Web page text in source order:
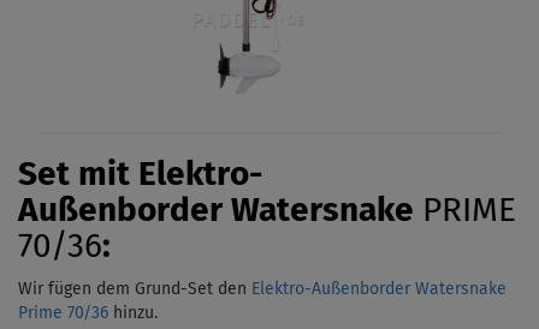
Set mit Elektro-
AußenborderWatersnake PRIME
70/36:
Wir fügen dem Grund-Set den Elektro-Außenborder Watersnake
Prime 70/36 hinzu.